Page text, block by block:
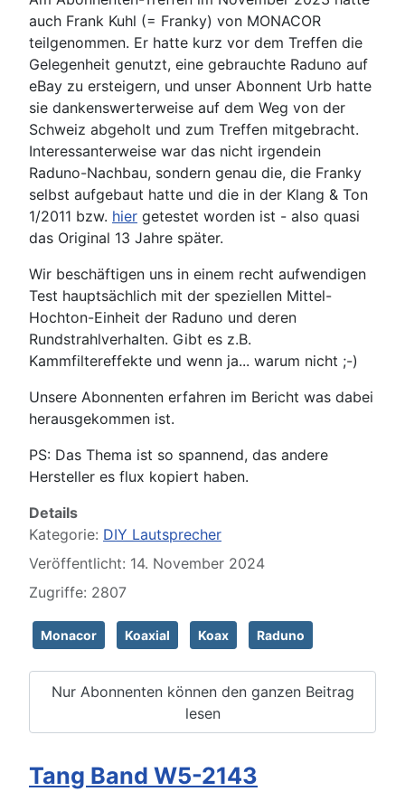
auch Frank Kuhl (= Franky) von MONACOR
teilgenommen. Er hatte kurz vor dem Treffen die
Gelegenheit genutzt, eine gebrauchte Raduno auf
eBay zu ersteigern, und unser Abonnent Urb hatte
sie dankenswerterweise auf dem Weg von der
Schweiz abgeholt und zum Treffen mitgebracht.
Interessanterweise war das nicht irgendein
Raduno-Nachbau, sondern genau die, die Franky
selbst aufgebaut hatte und die in der Klang & Ton
1/2011 bzw. hier getestet worden ist - also quasi
das Original 13 Jahre später.
Wir beschäftigen uns in einem recht aufwendigen
Test hauptsächlich mit der speziellen Mittel-
Hochton-Einheit der Raduno und deren
Rundstrahlverhalten. Gibt es z.B.
Kammfiltereffekte und wenn ja... warum nicht ;-)
Unsere Abonnenten erfahren im Bericht was dabei
herausgekommen ist.
PS: Das Thema ist so spannend, das andere
Hersteller es flux kopiert haben.
Details
Kategorie: DIY Lautsprecher
Veröffentlicht: 14. November 2024
Zugriffe: 2807
Monacor Koaxial Koax Raduno
Nur Abonnenten können den ganzen Beitrag
lesen
Tang Band W5-2143